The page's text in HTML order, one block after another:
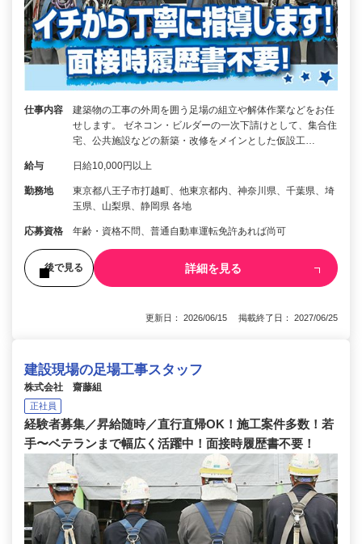
仕事内容
建築物の工事の外周を囲う足場の組立や解体作業などをお任
せします。 ゼネコン・ビルダーの一次下請けとして、集合住
宅、公共施設などの新築・改修をメインとした仮設工…
給与 日給10,000円以上
勤務地
東京都八王子市打越町、他東京都内、神奈川県、千葉県、埼
玉県、山梨県、静岡県 各地
応募資格 年齢・資格不問、普通自動車運転免許あれば尚可
後で見る 詳細を見る
更新日： 2026/06/15 掲載終了日： 2027/06/25
建設現場の足場工事スタッフ
株式会社 齋藤組
正社員
経験者募集／昇給随時／直行直帰OK！施工案件多数！若
手〜ベテランまで幅広く活躍中！面接時履歴書不要！